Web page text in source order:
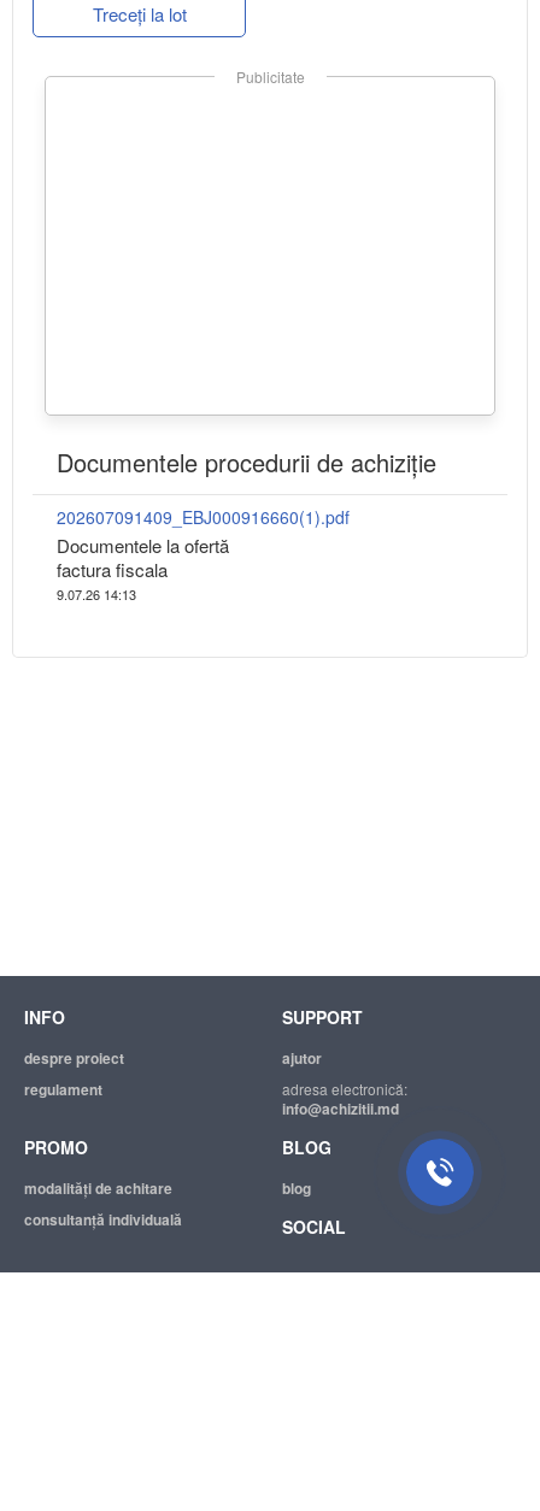
Suport tehnic
Suntem mereu bucuroși să Vă
Treceți la lot
Publicitate
Documentele procedurii de achiziție
202607091409_EBJ000916660(1).pdf
Documentele la ofertă
factura fiscala
9.07.26 14:13
INFO
despre proiect
regulament
SUPPORT
ajutor
adresa electronică:
info@achizitii.md
PROMO
modalităţi de achitare
consultanță individuală
BLOG
blog
SOCIAL